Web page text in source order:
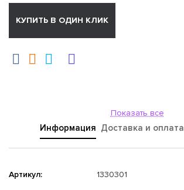
КУПИТЬ В ОДИН КЛИК
Показать все
Информация Доставка и оплата
Артикул: 1330301